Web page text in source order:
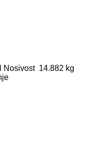
Nosivost 14.882 kg